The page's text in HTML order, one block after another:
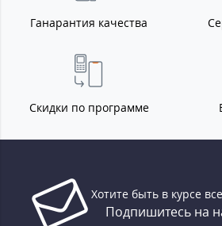
Ганарантия качества
Скидки по программе
Хотите быть в курсе
Подпишитесь на